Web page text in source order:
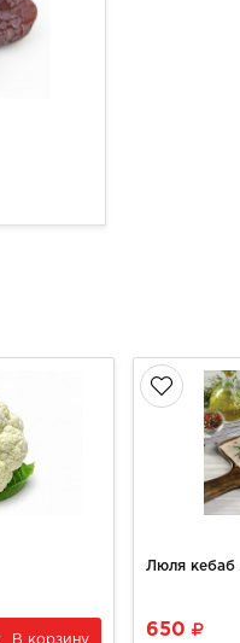
В корзину
Люля кебаб
650